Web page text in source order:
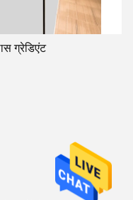
ग्रेडिएंट